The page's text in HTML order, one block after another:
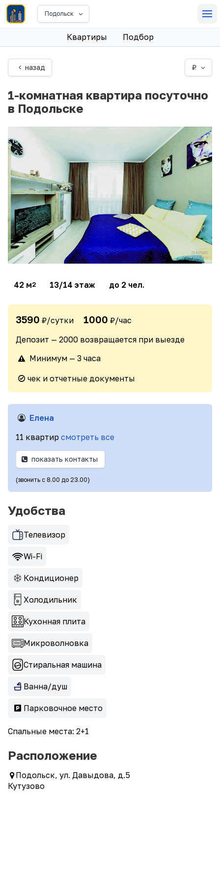
Подольск
Квартиры Подбор
назад ₽
1-комнатная квартира посуточно
в Подольске
42 м2 13/14 этаж до 2 чел.
3590 ₽/сутки 1000 ₽/час
Депозит — 2000 возвращается при выезде
Минимум — 3 часа
чек и отчетные документы
Елена
11 квартир смотреть все
показать контакты
(звонить с 8.00 до 23.00)
Удобства
Телевизор
Wi-Fi
Кондиционер
Холодильник
Кухонная плита
Микроволновка
Стиральная машина
Ванна/душ
Парковочное место
Спальные места: 2+1
Расположение
Подольск, ул. Давыдова, д.5
Кутузово